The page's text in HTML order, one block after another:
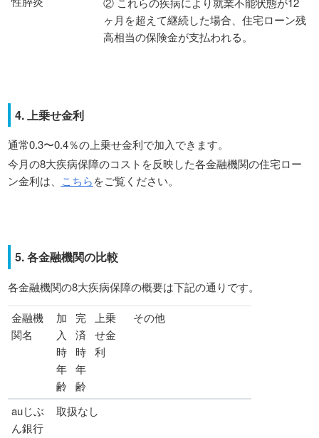
ヶ月を超えて継続した場合、住宅ローン残
高相当の保険金が支払われる。
4. 上乗せ金利
通常0.3〜0.4％の上乗せ金利で加入できます。
今月の8大疾病保障のコストを反映した各金融機関の住宅ロー
ン金利は、
こちらをご覧ください。
5. 各金融機関の比較
各金融機関の8大疾病保障の概要は下記の通りです。
金融機
関名
加
入
時
年
齢
完
済
時
年
齢
上乗
せ金
利
その他
auじぶ
ん銀行
取扱なし